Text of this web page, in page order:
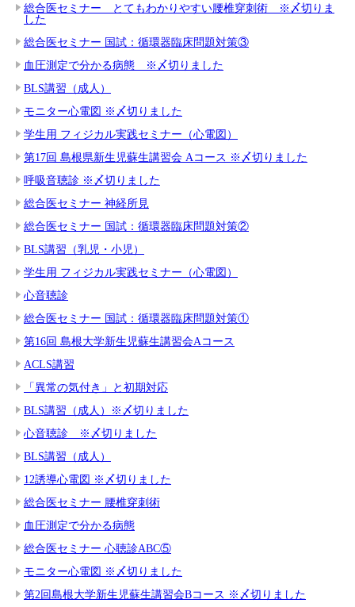
総合医セミナー とてもわかりやすい腰椎穿刺術 ※〆切りま
した
総合医セミナー 国試：循環器臨床問題対策③
血圧測定で分かる病態 ※〆切りました
BLS講習（成人）
モニター心電図 ※〆切りました
学生用 フィジカル実践セミナー（心電図）
第17回 島根県新生児蘇生講習会 Aコース ※〆切りました
呼吸音聴診 ※〆切りました
総合医セミナー 神経所見
総合医セミナー 国試：循環器臨床問題対策②
BLS講習（乳児・小児）
学生用 フィジカル実践セミナー（心電図）
心音聴診
総合医セミナー 国試：循環器臨床問題対策①
第16回 島根大学新生児蘇生講習会Aコース
ACLS講習
「異常の気付き」と初期対応
BLS講習（成人）※〆切りました
心音聴診 ※〆切りました
BLS講習（成人）
12誘導心電図 ※〆切りました
総合医セミナー 腰椎穿刺術
血圧測定で分かる病態
総合医セミナー 心聴診ABC⑤
モニター心電図 ※〆切りました
第2回島根大学新生児蘇生講習会Bコース ※〆切りました